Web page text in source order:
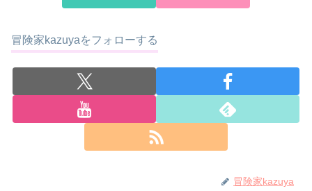
冒険家kazuyaをフォローする
冒険家kazuya